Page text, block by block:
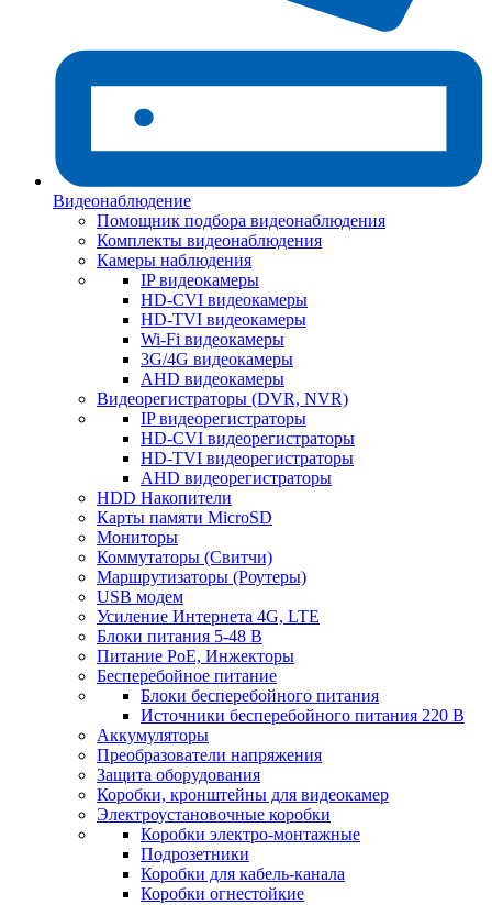
Видеонаблюдение
Помощник подбора видеонаблюдения
Комплекты видеонаблюдения
Камеры наблюдения
IP видеокамеры
HD-CVI видеокамеры
HD-TVI видеокамеры
Wi-Fi видеокамеры
3G/4G видеокамеры
AHD видеокамеры
Видеорегистраторы (DVR, NVR)
IP видеорегистраторы
HD-CVI видеорегистраторы
HD-TVI видеорегистраторы
AHD видеорегистраторы
HDD Накопители
Карты памяти MicroSD
Мониторы
Коммутаторы (Свитчи)
Маршрутизаторы (Роутеры)
USB модем
Усиление Интернета 4G, LTE
Блоки питания 5-48 В
Питание PoE, Инжекторы
Бесперебойное питание
Блоки бесперебойного питания
Источники бесперебойного питания 220 В
Аккумуляторы
Преобразователи напряжения
Защита оборудования
Коробки, кронштейны для видеокамер
Электроустановочные коробки
Коробки электро-монтажные
Подрозетники
Коробки для кабель-канала
Коробки огнестойкие